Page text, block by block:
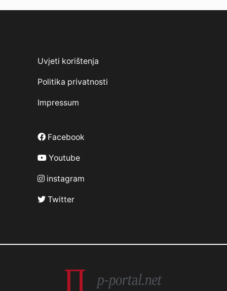
Uvjeti korištenja
Politika privatnosti
Impressum
Facebook
Youtube
instagram
Twitter